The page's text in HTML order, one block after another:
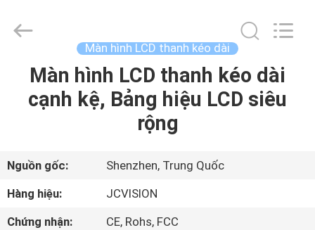
NHÀ
VỀ
CHÚNG
Shenzhen
Junction
Reserved.
Màn hình LCD thanh kéo dài
Màn hình LCD thanh kéo dài
cạnh kệ, Bảng hiệu LCD siêu
rộng
Nguồn gốc:
Shenzhen, Trung Quốc
Hàng hiệu:
JCVISION
Chứng nhận:
CE, Rohs, FCC